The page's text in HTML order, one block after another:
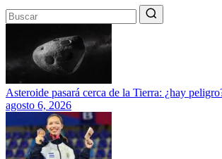
Asteroide pasará cerca de la Tierra: ¿hay
agosto 6, 2026